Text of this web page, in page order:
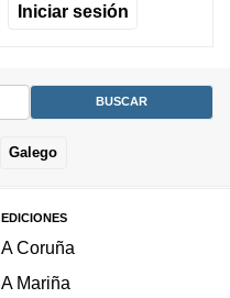
Iniciar sesión
Galego
EDICIONES
A Coruña
A Mariña